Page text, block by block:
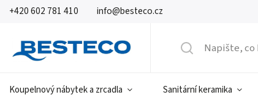
+420 602 781 410 info@besteco.cz
Koupelnový nábytek a zrcadla Sanitární keramika